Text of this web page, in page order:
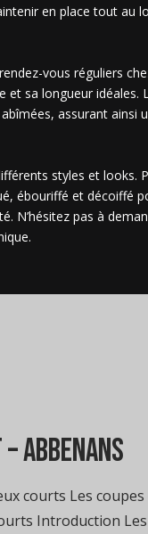
en place tout au
vous réguliers
sa longueur
assurant ainsi
styles et looks.
ébouriffé et décoiffé
N’hésitez pas à
Abbenans
courts Les
Introduction